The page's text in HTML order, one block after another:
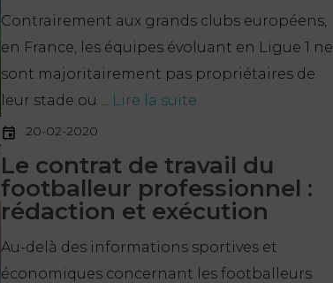
Contrairement aux grands clubs européens,
en France, les équipes évoluant en Ligue 1 ne
sont majoritairement pas propriétaires de
leur stade ou ... Lire la suite
20-02-2020
Le contrat de travail du
footballeur professionnel :
rédaction et exécution
Au-delà des informations sportives et
économiques concernant les footballeurs